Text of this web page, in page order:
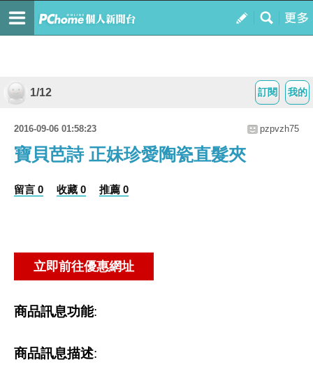
我的
訂閱
1/12
2016-09-06 01:58:23 pzpvzh75
寶貝芭詩 正妹珍愛陶瓷直髮夾
留言 0 收藏 0 推薦 0
商品訊息功能:
商品訊息描述: